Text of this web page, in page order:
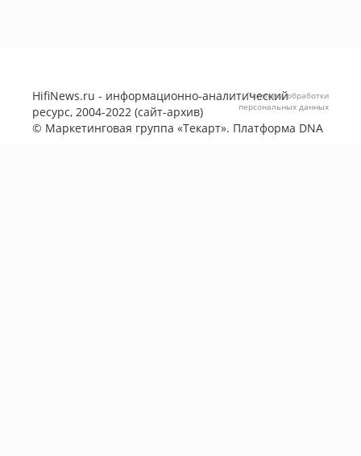
HifiNews.ru - информационно-аналитический
ресурс, 2004-2022 (сайт-архив)
© Маркетинговая группа «Текарт». Платформа DNA
Политика обработки
персональных данных